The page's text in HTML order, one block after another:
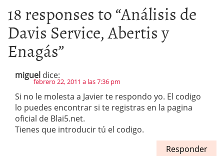
18 responses to “Análisis de
Davis Service, Abertis y
Enagás”
miguel dice:
febrero 22, 2011 a las 7:36 pm
Si no le molesta a Javier te respondo yo. El codigo
lo puedes encontrar si te registras en la pagina
oficial de Blai5.net.
Tienes que introducir tú el codigo.
Responder